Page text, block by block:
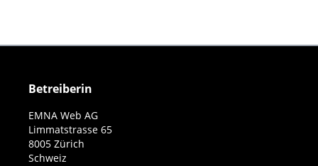
Betreiberin
EMNA Web AG
Limmatstrasse 65
8005 Zürich
Schweiz